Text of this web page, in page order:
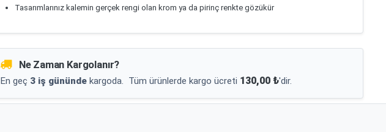
Tasarımlarınız kalemin gerçek rengi olan krom ya da pirinç renkte gözükür
Ne Zaman Kargolanır?
En geç 3 iş gününde kargoda. Tüm ürünlerde kargo ücreti 130,00 ₺'dir.